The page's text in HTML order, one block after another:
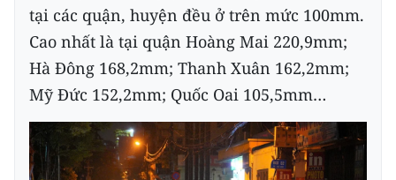
tại các quận, huyện đều ở trên mức 100mm.
Cao nhất là tại quận Hoàng Mai 220,9mm;
Hà Đông 168,2mm; Thanh Xuân 162,2mm;
Mỹ Đức 152,2mm; Quốc Oai 105,5mm…